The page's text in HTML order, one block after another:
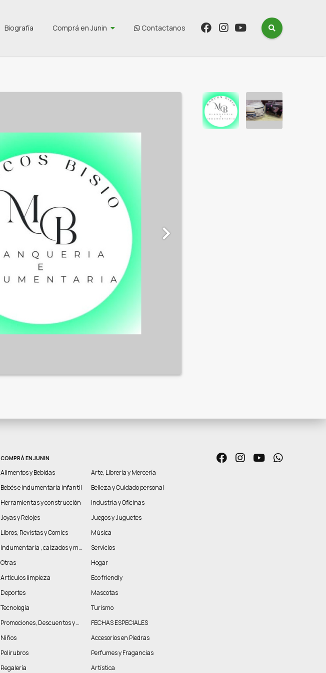
Biografía Comprá en Junin Contactanos
COMPRÁ EN JUNIN
Alimentos y Bebidas
Arte, Librería y Mercería
Bebés e indumentaria infantil
Belleza y Cuidado personal
Herramientas y construcción
Industria y Oficinas
Joyas y Relojes
Juegos y Juguetes
Libros, Revistas y Comics
Música
Indumentaria , calzados y marroquinería
Servicios
Otras
Hogar
Artículos limpieza
Eco friendly
Deportes
Mascotas
Tecnología
Turismo
Promociones, Descuentos y más
FECHAS ESPECIALES
Niños
Accesorios en Piedras
Polirubros
Perfumes y Fragancias
Regalería
Artística